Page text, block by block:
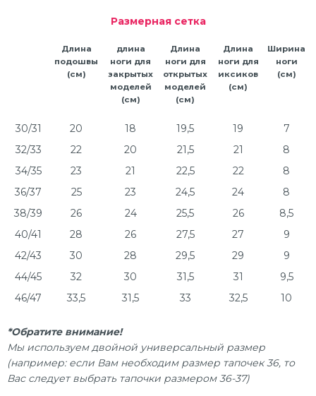
Размерная сетка
Длина
подошвы
(см)
длина
ноги для
закрытых
моделей
(см)
Длина
ноги для
открытых
моделей
(см)
Длина
ноги для
иксиков
(см)
Ширина
ноги
(см)
30/31 20 18 19,5 19
7
32/33
22 20 21,5 21
8
34/35
23 21 22,5 22
8
36/37
25 23 24,5 24
8
38/39
26 24 25,5 26
8,5
40/41
28 26 27,5 27
9
42/43
30 28 29,5 29
9
44/45
32 30 31,5 31
9,5
46/47
33,5 31,5 33 32,5 10
*Обратите внимание!
Мы используем двойной универсальный размер
(например: если Вам необходим размер тапочек 36, то
Вас следует выбрать тапочки размером 36-37)